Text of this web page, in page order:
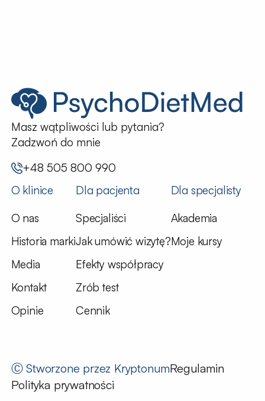
Masz wątpliwości lub pytania?
Zadzwoń do mnie
+48 505 800 990
O klinice
O nas
Historia marki
Media
Kontakt
Opinie
Dla pacjenta
Specjaliści
Jak umówić wizytę?
Efekty współpracy
Zrób test
Cennik
Dla specjalisty
Akademia
Moje kursy
Ⓒ Stworzone przez KryptonumRegulamin
Polityka prywatności